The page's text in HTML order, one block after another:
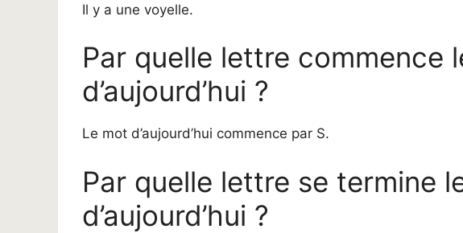
Il y a une voyelle.
Par quelle lettre commence
d’aujourd’hui ?
Le mot d’aujourd’hui commence par S.
Par quelle lettre se termine
d’aujourd’hui ?